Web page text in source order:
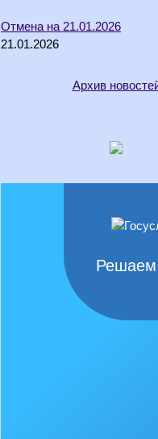
Отмена на 21.01.2026
21.01.2026
Архив
Решаем